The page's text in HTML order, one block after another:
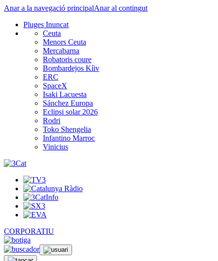
Anar a la navegació principalAnar al contingut
Pluges Inuncat
Ceuta
Menors Ceuta
Mercabarna
Robatoris coure
Bombardejos Kíiv
ERC
SpaceX
Isaki Lacuesta
Sánchez Europa
Eclipsi solar 2026
Rodri
Toko Shengelia
Infantino Marroc
Vinicius
CORPORATIU